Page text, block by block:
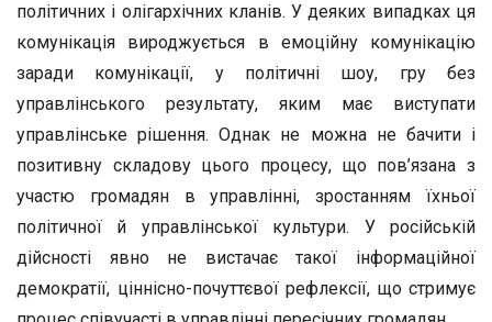
політичних і олігархічних кланів. У деяких випадках ця
комунікація вироджується в емоційну комунікацію
заради комунікації, у політичні шоу, гру без
управлінського результату, яким має виступати
управлінське рішення. Однак не можна не бачити і
позитивну складову цього процесу, що пов’язана з
участю громадян в управлінні, зростанням їхньої
політичної й управлінської культури. У російській
дійсності явно не вистачає такої інформаційної
демократії, ціннісно-почуттєвої рефлексії, що стримує